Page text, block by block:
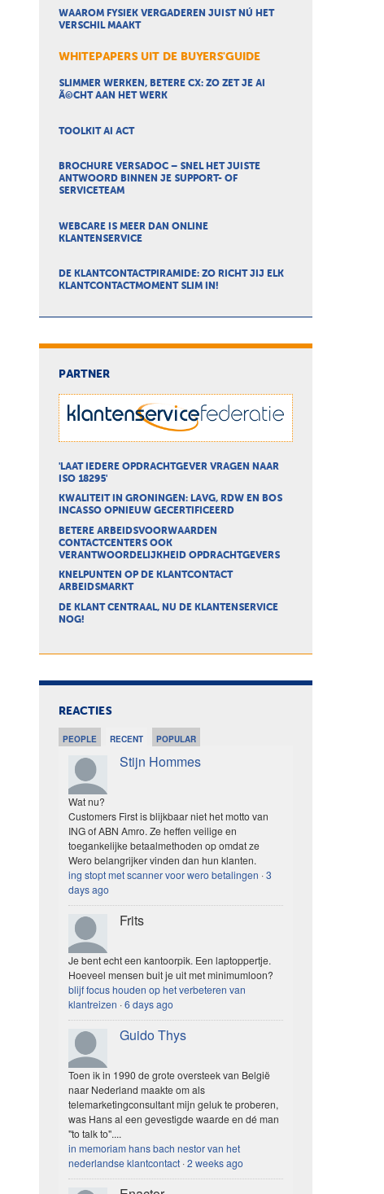
WAAROM FYSIEK VERGADEREN JUIST NÚ HET
VERSCHIL MAAKT
WHITEPAPERS UIT DE BUYERS'GUIDE
SLIMMER WERKEN, BETERE CX: ZO ZET JE AI
Ã©CHT AAN HET WERK
TOOLKIT AI ACT
BROCHURE VERSADOC – SNEL HET JUISTE
ANTWOORD BINNEN JE SUPPORT- OF
SERVICETEAM
WEBCARE IS MEER DAN ONLINE
KLANTENSERVICE
DE KLANTCONTACTPIRAMIDE: ZO RICHT JIJ ELK
KLANTCONTACTMOMENT SLIM IN!
PARTNER
'LAAT IEDERE OPDRACHTGEVER VRAGEN NAAR
ISO 18295'
KWALITEIT IN GRONINGEN: LAVG, RDW EN BOS
INCASSO OPNIEUW GECERTIFICEERD
BETERE ARBEIDSVOORWAARDEN
CONTACTCENTERS OOK
VERANTWOORDELIJKHEID OPDRACHTGEVERS
KNELPUNTEN OP DE KLANTCONTACT
ARBEIDSMARKT
DE KLANT CENTRAAL, NU DE KLANTENSERVICE
NOG!
REACTIES
PEOPLE RECENT POPULAR
Stijn Hommes
Wat nu?
Customers First is blijkbaar niet het motto van
ING of ABN Amro. Ze heffen veilige en
toegankelijke betaalmethoden op omdat ze
Wero belangrijker vinden dan hun klanten.
ing stopt met scanner voor wero betalingen ·3
days ago
Frits
Je bent echt een kantoorpik. Een laptoppertje.
Hoeveel mensen buit je uit met minimumloon?
blijf focus houden op het verbeteren van
klantreizen ·6 days ago
Guido Thys
Toen ik in 1990 de grote oversteek van België
naar Nederland maakte om als
telemarketingconsultant mijn geluk te proberen,
was Hans al een gevestigde waarde en dé man
"to talk to"....
in memoriam hans bach nestor van het
nederlandse klantcontact ·2 weeks ago